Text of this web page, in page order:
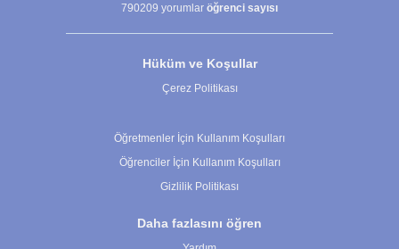
790209 yorumlar öğrenci sayısı
Hüküm ve Koşullar
Çerez Politikası
Öğretmenler İçin Kullanım Koşulları
Öğrenciler İçin Kullanım Koşulları
Gizlilik Politikası
Daha fazlasını öğren